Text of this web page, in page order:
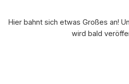
Hier bahnt sich etwas Großes an!
wird bald